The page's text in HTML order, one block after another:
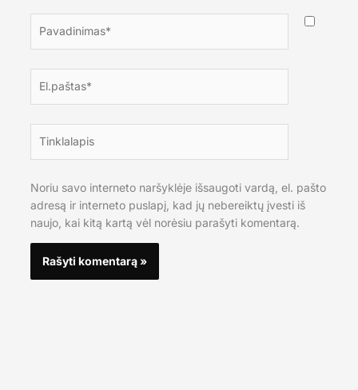
Noriu savo interneto naršyklėje išsaugoti vardą, el. pašto
adresą ir interneto puslapį, kad jų nebereiktų įvesti iš
naujo, kai kitą kartą vėl norėsiu parašyti komentarą.